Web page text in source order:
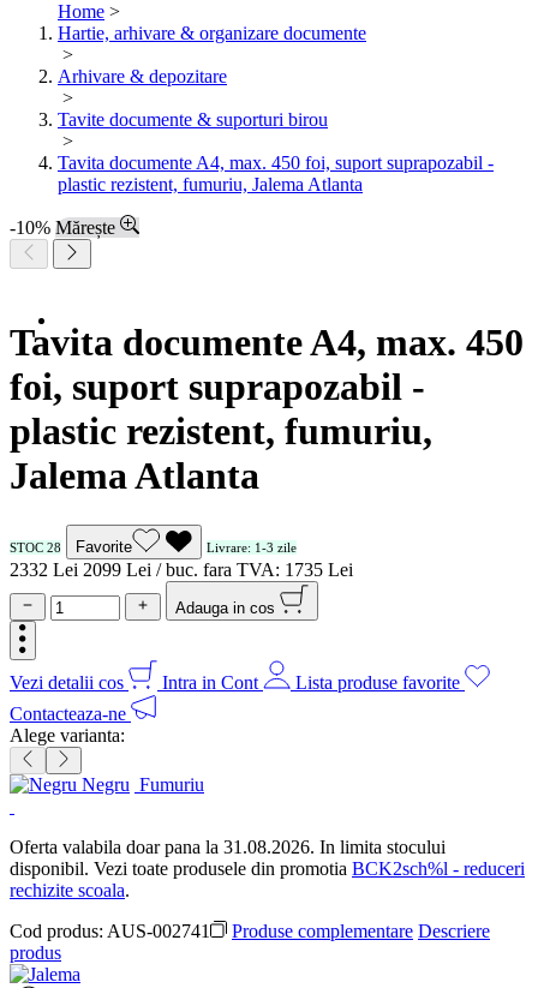
Home >
Hartie, arhivare & organizare documente
>
Arhivare & depozitare
>
Tavite documente & suporturi birou
>
Tavita documente A4, max. 450 foi, suport suprapozabil -
plastic rezistent, fumuriu, Jalema Atlanta
-10% Mărește
Tavita documente A4, max. 450
foi, suport suprapozabil -
plastic rezistent, fumuriu,
Jalema Atlanta
STOC 28 Favorite Livrare: 1-3 zile
2332 Lei 2099 Lei / buc. fara TVA: 1735 Lei
Adauga in cos
Vezi detalii cos Intra in Cont
Lista produse favorite
Contacteaza-ne
Alege varianta:
Negru Fumuriu
Oferta valabila doar pana la 31.08.2026. In limita stocului
disponibil. Vezi toate produsele din promotia BCK2sch%l - reduceri
rechizite scoala.
Cod produs: AUS-002741 Produse complementare Descriere
produs